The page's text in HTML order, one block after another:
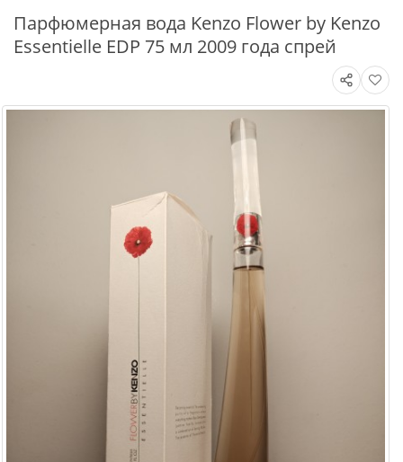
Парфюмерная вода Kenzo Flower by Kenzo
Essentielle EDP 75 мл 2009 года спрей